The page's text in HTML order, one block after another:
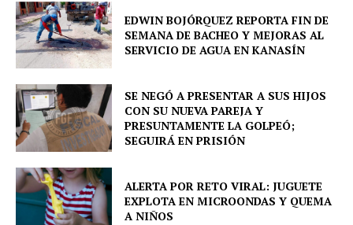
EDWIN BOJÓRQUEZ REPORTA FIN DE
SEMANA DE BACHEO Y MEJORAS AL
SERVICIO DE AGUA EN KANASÍN
SE NEGÓ A PRESENTAR A SUS HIJOS
CON SU NUEVA PAREJA Y
PRESUNTAMENTE LA GOLPEÓ;
SEGUIRÁ EN PRISIÓN
ALERTA POR RETO VIRAL: JUGUETE
EXPLOTA EN MICROONDAS Y QUEMA
A NIÑOS